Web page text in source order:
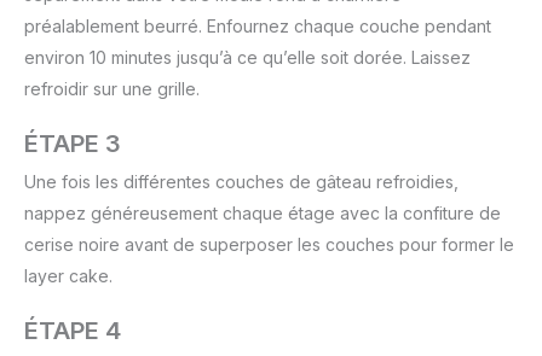
préalablement beurré. Enfournez chaque couche pendant
environ 10 minutes jusqu’à ce qu’elle soit dorée. Laissez
refroidir sur une grille.
ÉTAPE 3
Une fois les différentes couches de gâteau refroidies,
nappez généreusement chaque étage avec la confiture de
cerise noire avant de superposer les couches pour former le
layer cake.
ÉTAPE 4